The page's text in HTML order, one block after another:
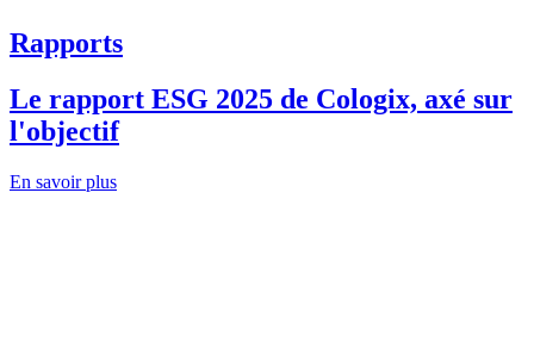
Rapports
Le rapport ESG 2025 de Cologix, axé sur
l'objectif
En savoir plus